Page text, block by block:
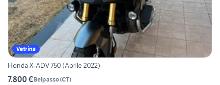
Vetrina
Honda X-ADV 750 (Aprile 2022)
7.800 €Belpasso(CT)